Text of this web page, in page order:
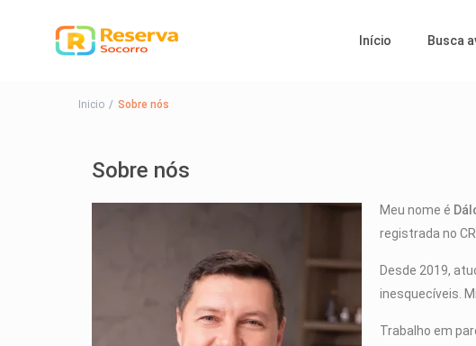
Início Busca
Inicio Sobre nós
Sobre nós
Meu nome é
registrada no
Desde 2019,
inesquecíveis.
Trabalho em